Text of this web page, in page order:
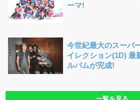
ーマ!
今世紀最大のスーパ
イレクション(1D) 最
ルバムが完成!